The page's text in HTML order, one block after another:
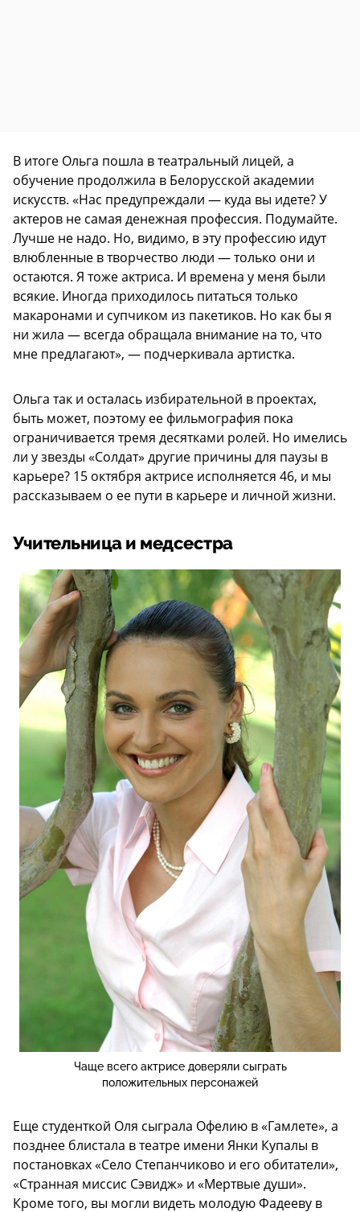
В итоге Ольга пошла в театральный лицей, а
обучение продолжила в Белорусской академии
искусств. «Нас предупреждали — куда вы идете? У
актеров не самая денежная профессия. Подумайте.
Лучше не надо. Но, видимо, в эту профессию идут
влюбленные в творчество люди — только они и
остаются. Я тоже актриса. И времена у меня были
всякие. Иногда приходилось питаться только
макаронами и супчиком из пакетиков. Но как бы я
ни жила — всегда обращала внимание на то, что
мне предлагают», — подчеркивала артистка.
Ольга так и осталась избирательной в проектах,
быть может, поэтому ее фильмография пока
ограничивается тремя десятками ролей. Но имелись
ли у звезды «Солдат» другие причины для паузы в
карьере? 15 октября актрисе исполняется 46, и мы
рассказываем о ее пути в карьере и личной жизни.
Учительница и медсестра
Чаще всего актрисе доверяли сыграть
положительных персонажей
Еще студенткой Оля сыграла Офелию в «Гамлете», а
позднее блистала в театре имени Янки Купалы в
постановках «Село Степанчиково и его обитатели»,
«Странная миссис Сэвидж» и «Мертвые души».
Кроме того, вы могли видеть молодую Фадееву в